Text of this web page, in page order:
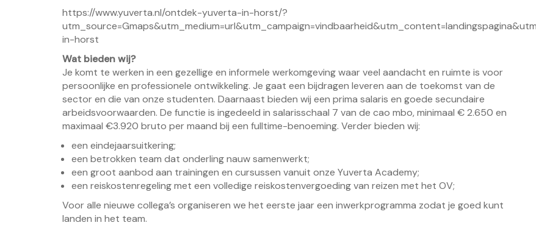
https://www.yuverta.nl/ontdek-yuverta-in-horst/?
in-horst
Wat bieden wij?
Je komt te werken in een gezellige en informele werkomgeving waar veel aandacht en ruimte is voor
persoonlijke en professionele ontwikkeling. Je gaat een bijdragen leveren aan de toekomst van de
sector en die van onze studenten. Daarnaast bieden wij een prima salaris en goede secundaire
arbeidsvoorwaarden. De functie is ingedeeld in salarisschaal 7 van de cao mbo, minimaal € 2.650 en
maximaal €3.920 bruto per maand bij een fulltime-benoeming. Verder bieden wij:
een eindejaarsuitkering;
een betrokken team dat onderling nauw samenwerkt;
een groot aanbod aan trainingen en cursussen vanuit onze Yuverta Academy;
een reiskostenregeling met een volledige reiskostenvergoeding van reizen met het OV;
Voor alle nieuwe collega’s organiseren we het eerste jaar een inwerkprogramma zodat je goed kunt
landen in het team.